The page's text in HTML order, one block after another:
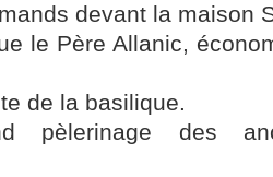
devant la maison
le Père Allanic,
de la basilique.
pèlerinage des